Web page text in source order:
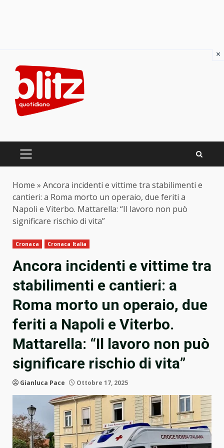
content
PRIMARY
Home » Ancora incidenti e vittime tra stabilimenti e
cantieri: a Roma morto un operaio, due feriti a
Napoli e Viterbo. Mattarella: “Il lavoro non può
significare rischio di vita”
Cronaca Cronaca Italia
Ancora incidenti e vittime tra
stabilimenti e cantieri: a
Roma morto un operaio, due
feriti a Napoli e Viterbo.
Mattarella: “Il lavoro non può
significare rischio di vita”
Gianluca Pace Ottobre 17, 2025
×